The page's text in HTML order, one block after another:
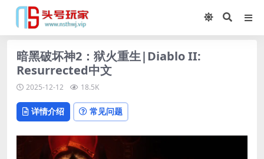
暗黑破坏神2：狱火重生|Diablo II:
Resurrected中文
2025-12-12 18.5K
详情介绍 常见问题